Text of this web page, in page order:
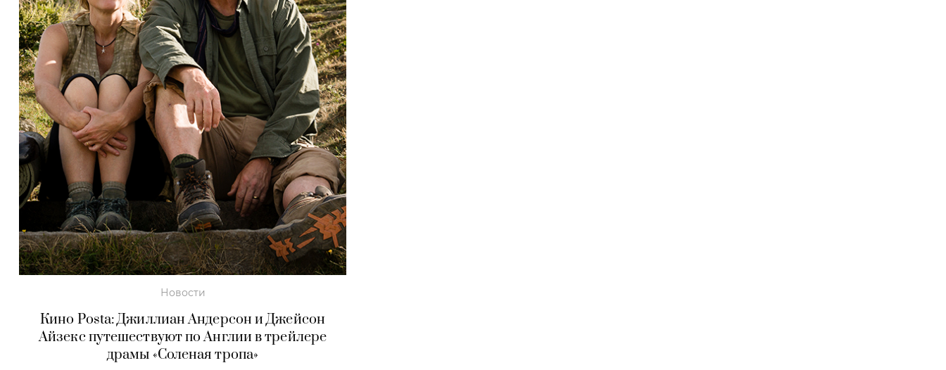
Новости
Кино Posta: Джиллиан Андерсон и Джейсон
Айзекс путешествуют по Англии в трейлере
драмы «Соленая тропа»